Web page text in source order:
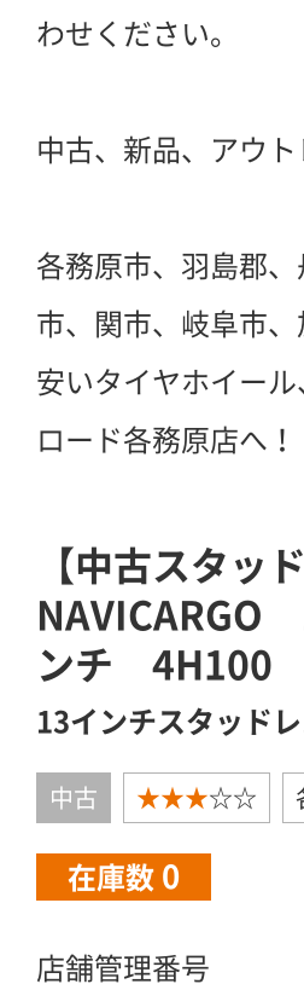
わせください。
中古、新品、アウ
各務原市、羽島郡
市、関市、岐阜市
安いタイヤホイー
ロード各務原店へ！
【中古スタ
ンチ 4H100
13インチスタッド
中古 ★★★☆☆
在庫数 0
店舗管理番号